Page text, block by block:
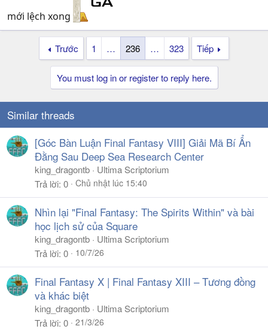
mới lệch xong
Trước 1 … 236 … 323 Tiếp
You must log in or register to reply here.
Similar threads
[Góc Bàn Luận Final Fantasy VIII] Giải Mã Bí Ẩn
Đằng Sau Deep Sea Research Center
king_dragontb
Ultima Scriptorium
Trả lời 0 Chủ nhật lúc 15:40
Nhìn lại "Final Fantasy: The Spirits Within" và bài
học lịch sử của Square
king_dragontb
Ultima Scriptorium
Trả lời 0 10/7/26
Final Fantasy X | Final Fantasy XIII – Tương đồng
và khác biệt
king_dragontb
Ultima Scriptorium
Trả lời 0 21/3/26